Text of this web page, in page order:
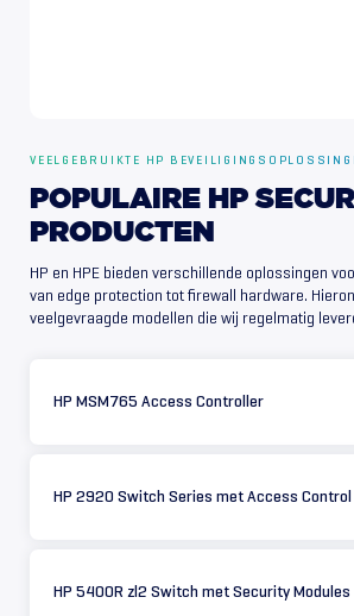
VEELGEBRUIKTE HP
POPULAIRE HP
PRODUCTEN
HP en HPE bieden verschillende oplossingen
van edge protection tot firewall hardware.
veelgevraagde modellen die wij regelmatig
HP MSM765 Access Controller
HP 2920 Switch Series met Access Control
HP 5400R zl2 Switch met Security Modules